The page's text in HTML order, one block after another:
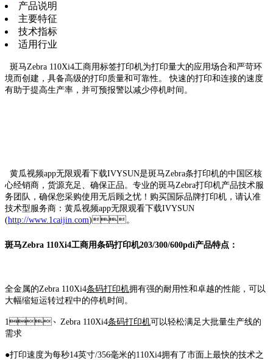
产品说明
主要特征
技术指标
适用行业
斑马Zebra 110Xi4工商用标签打印机为打印量大的应用场合和严苛环
境而创建，具备高级的打印质量和可靠性。 快速的打印和连接的速度
有助于提高生产率，并可预报警以减少停机时间。
黄瓜视频app无限观看下载IVYSUN是斑马Zebra条打印机的中国区核
心经销商，货源充足、确保正品。专业的斑马Zebra打印机产品技术服
务团队，确保您采购使用无后顾之忧！购买国际品牌打印机，请认准
技术型服务商：黄瓜视频app无限观看下载IVYSUN
(http://www.1caijin.com)。
斑马Zebra 110Xi4工商用条码打印机203/300/600pdi产品特点：
全金属的Zebra 110Xi4条码打印机拥有强的耐用性和卓越的性能，可以
大幅缩短运转过程中的停机时间。
1、Zebra 110Xi4条码打印机可以轻松满足大批量生产线的
需求
●打印速度为每秒14英寸/356毫米的110Xi4拥有了市面上最快的技术之